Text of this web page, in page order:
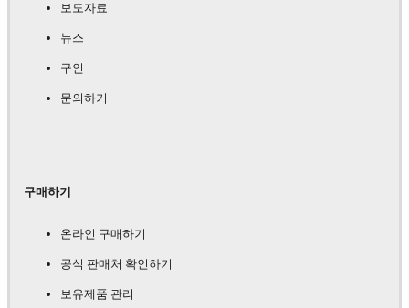
보도자료
뉴스
구인
문의하기
구매하기
온라인 구매하기
공식 판매처 확인하기
보유제품 관리